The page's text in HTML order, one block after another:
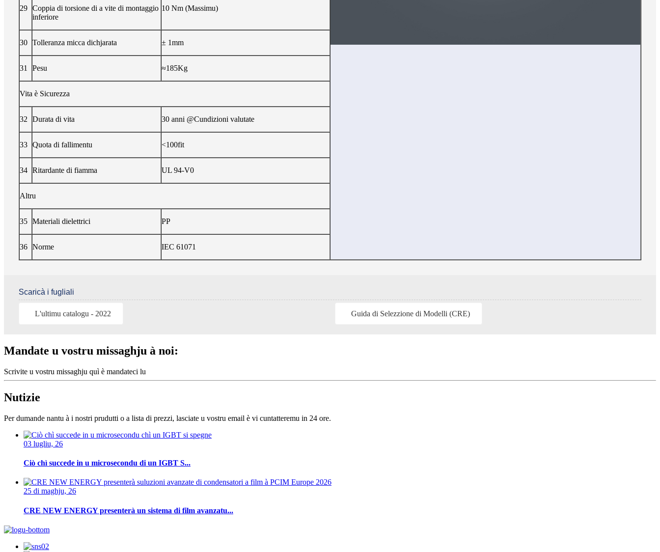
29 Coppia di torsione di a vite di montaggio
inferiore
10 Nm (Massimu)
30 Tolleranza micca dichjarata ± 1mm
31 Pesu ≈185Kg
Vita è Sicurezza
32 Durata di vita 30 anni @Cundizioni valutate
33 Quota di fallimentu <100fit
34 Ritardante di fiamma UL 94-V0
Altru
35 Materiali dielettrici PP
36 Norme IEC 61071
Scaricà i fugliali
L'ultimu catalogu - 2022 Guida di Selezzione di Modelli (CRE)
Mandate u vostru missaghju à noi:
Scrivite u vostru missaghju quì è mandateci lu
Nutizie
Per dumande nantu à i nostri prudutti o a lista di prezzi, lasciate u vostru email è vi cuntatteremu in 24 ore.
03 lugliu, 26
Ciò chì succede in u microsecondu di un IGBT S...
25 di maghju, 26
CRE NEW ENERGY presenterà un sistema di film avanzatu...